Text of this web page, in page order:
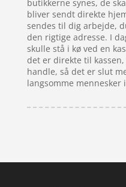
butikkerne synes, de
bliver sendt direkte
sendes til dig arbejde,
den rigtige adresse. I
skulle stå i kø ved en
det er direkte til
handle, så det er slut
langsomme mennesker